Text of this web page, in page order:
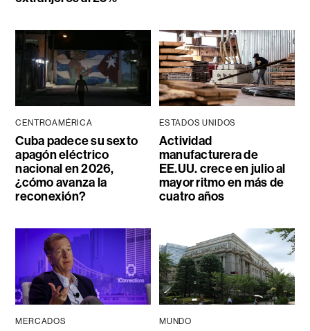
CENTROAMÉRICA
Cuba padece su sexto
apagón eléctrico
nacional en 2026,
¿cómo avanza la
reconexión?
ESTADOS UNIDOS
Actividad
manufacturera de
EE.UU. crece en julio al
mayor ritmo en más de
cuatro años
MERCADOS MUNDO